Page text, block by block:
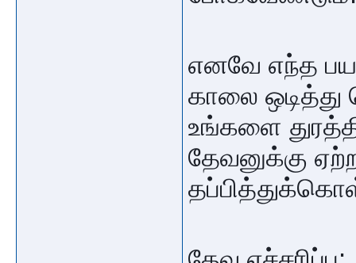
எனவே எந்த
காலை
உங்களை
தேவனுக்கு